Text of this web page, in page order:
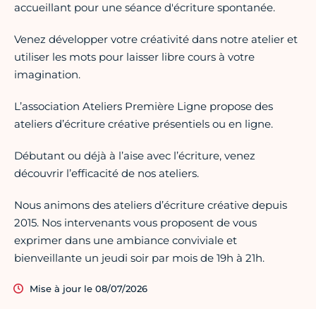
accueillant pour une séance d'écriture spontanée.
Venez développer votre créativité dans notre atelier et
utiliser les mots pour laisser libre cours à votre
imagination.
L’association Ateliers Première Ligne propose des
ateliers d’écriture créative présentiels ou en ligne.
Débutant ou déjà à l’aise avec l’écriture, venez
découvrir l’efficacité de nos ateliers.
Nous animons des ateliers d’écriture créative depuis
2015. Nos intervenants vous proposent de vous
exprimer dans une ambiance conviviale et
bienveillante un jeudi soir par mois de 19h à 21h.
Mise à jour le 08/07/2026